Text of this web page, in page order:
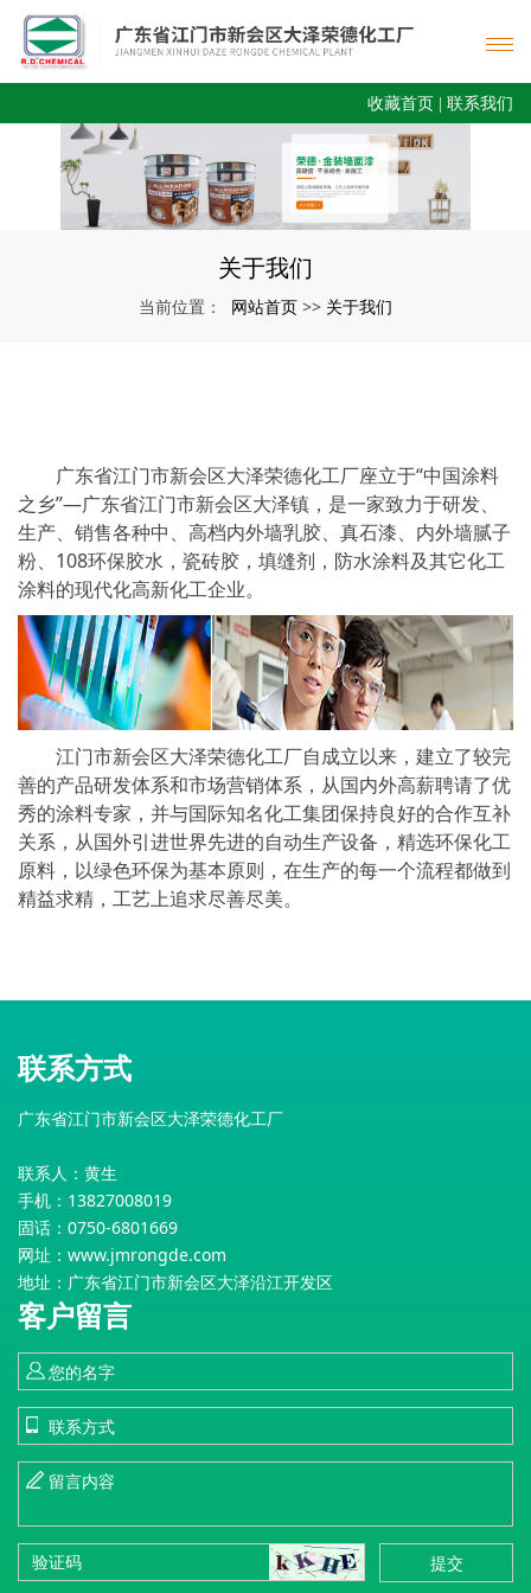
收藏首页 联系我们
关于我们
当前位置： 网站首页 >> 关于我们
广东省江门市新会区大泽荣德化工厂座立于“中国涂料
之乡”—广东省江门市新会区大泽镇，是一家致力于研发、
生产、销售各种中、高档内外墙乳胶、真石漆、内外墙腻子
粉、108环保胶水，瓷砖胶，填缝剂，防水涂料及其它化工
涂料的现代化高新化工企业。
江门市新会区大泽荣德化工厂自成立以来，建立了较完
善的产品研发体系和市场营销体系，从国内外高薪聘请了优
秀的涂料专家，并与国际知名化工集团保持良好的合作互补
关系，从国外引进世界先进的自动生产设备，精选环保化工
原料，以绿色环保为基本原则，在生产的每一个流程都做到
精益求精，工艺上追求尽善尽美。
联系方式
广东省江门市新会区大泽荣德化工厂
联系人：黄生
手机：13827008019
固话：0750-6801669
网址： www.jmrongde.com
地址：广东省江门市新会区大泽沿江开发区
客户留言
提交